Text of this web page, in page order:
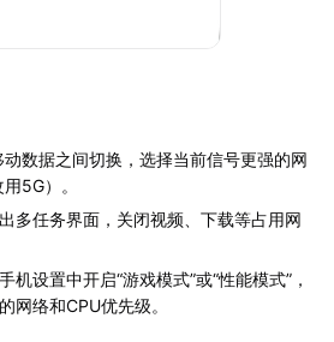
动数据之间切换，选择当前信号更强的网
5G）。
多任务界面，关闭视频、下载等占用网
机设置中开启“游戏模式”或“性能模式”，
网络和CPU优先级。